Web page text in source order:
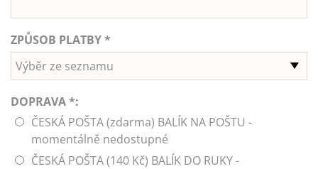
ZPŮSOB PLATBY *
Výběr ze seznamu
DOPRAVA *:
ČESKÁ POŠTA (zdarma) BALÍK NA POŠTU -
momentálně nedostupné
ČESKÁ POŠTA (140 Kč) BALÍK DO RUKY -